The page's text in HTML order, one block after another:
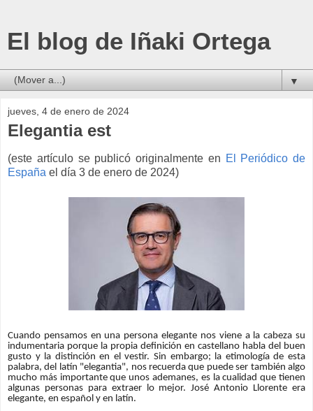
El blog de Iñaki Ortega
▼
jueves, 4 de enero de 2024
Elegantia est
(este artículo se publicó originalmente en El Periódico de
España el día 3 de enero de 2024)
Cuando pensamos en una persona elegante nos viene a la cabeza su
indumentaria porque la propia definición en castellano habla del buen
gusto y la distinción en el vestir. Sin embargo; la etimología de esta
palabra, del latín "elegantia", nos recuerda que puede ser también algo
mucho más importante que unos ademanes, es la cualidad que tienen
algunas personas para extraer lo mejor. José Antonio Llorente era
elegante, en español y en latín.